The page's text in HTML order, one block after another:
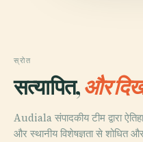
स्रोत
सत्यापित,और
Audiala संपादकीय टीम द्वारा
और स्थानीय विशेषज्ञता से शोधित